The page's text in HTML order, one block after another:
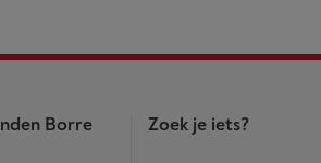
Borre Zoek je iets?